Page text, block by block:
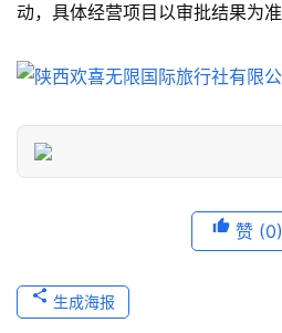
游
息
动，具体经营项目以审批结果为
赞 (0)
生成海报